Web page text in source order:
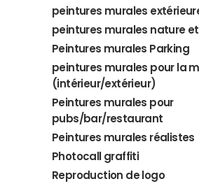
peintures murales
peintures murales nature
Peintures murales Parking
peintures murales pour la
(intérieur/extérieur)
Peintures murales pour
pubs/bar/restaurant
Peintures murales réalistes
Photocall graffiti
Reproduction de logo